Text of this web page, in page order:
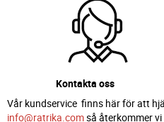
Kontakta oss
Vår kundservice finns här för att
info@ratrika.comså återkommer